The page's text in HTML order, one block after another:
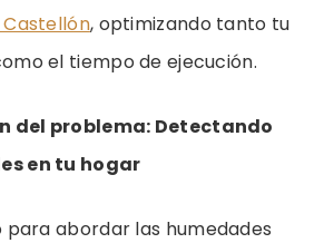
, optimizando tanto tu
el tiempo de ejecución.
del problema: Detectando
en tu hogar
para abordar las humedades